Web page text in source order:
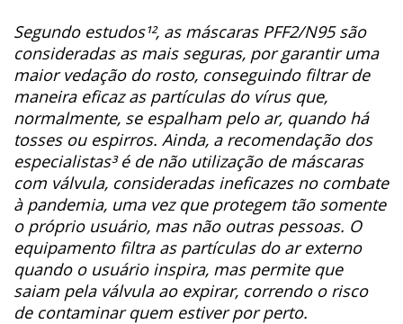
Segundo estudos¹², as máscaras PFF2/N95 são
consideradas as mais seguras, por garantir uma
maior vedação do rosto, conseguindo filtrar de
maneira eficaz as partículas do vírus que,
normalmente, se espalham pelo ar, quando há
tosses ou espirros. Ainda, a recomendação dos
especialistas³ é de não utilização de máscaras
com válvula, consideradas ineficazes no combate
à pandemia, uma vez que protegem tão somente
o próprio usuário, mas não outras pessoas. O
equipamento filtra as partículas do ar externo
quando o usuário inspira, mas permite que
saiam pela válvula ao expirar, correndo o risco
de contaminar quem estiver por perto.